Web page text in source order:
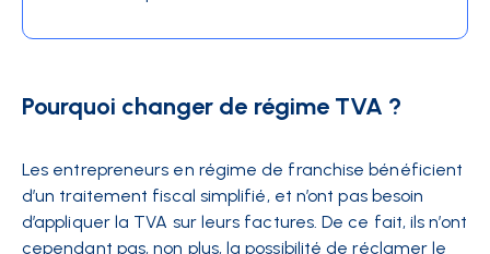
Pourquoi changer de régime TVA ?
Les entrepreneurs en régime de franchise bénéficient
d’un traitement fiscal simplifié, et n’ont pas besoin
d’appliquer la TVA sur leurs factures. De ce fait, ils n’ont
cependant pas, non plus, la possibilité de réclamer le